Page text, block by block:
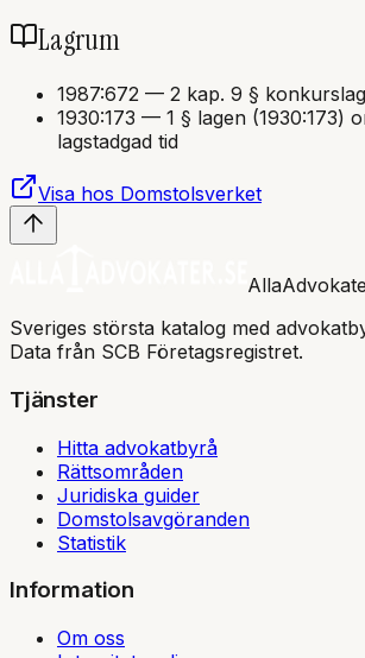
Lagrum
1987:672 — 2 kap. 9 §
1930:173 — 1 § lagen (1930:173)
lagstadgad tid
Visa hos Domstolsverket
Sveriges största katalog med
Data från SCB Företagsregistret.
Tjänster
Hitta advokatbyrå
Rättsområden
Juridiska guider
Domstolsavgöranden
Statistik
Information
Om oss